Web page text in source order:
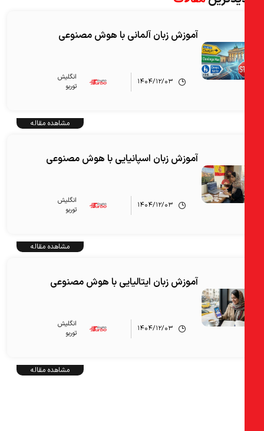
آموزش زبان آلمانی با هوش مصنوعی
۱۴۰۴/۱۲/۰۳
انگلیش‌
توربو
مشاهده مقاله
آموزش زبان اسپانیایی با هوش مصنوعی
۱۴۰۴/۱۲/۰۳
انگلیش‌
توربو
مشاهده مقاله
آموزش زبان ایتالیایی با هوش مصنوعی
۱۴۰۴/۱۲/۰۳
انگلیش‌
توربو
مشاهده مقاله